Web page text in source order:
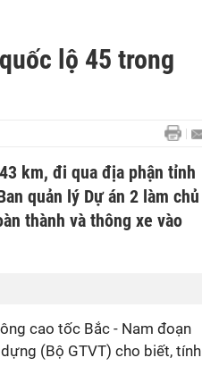
lộ 45 trong
km, đi qua địa phận tỉnh
quản lý Dự án 2 làm chủ
thành và thông xe vào
cao tốc Bắc - Nam đoạn
(Bộ GTVT) cho biết, tính